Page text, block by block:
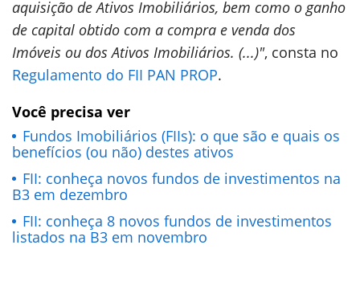
aquisição de Ativos Imobiliários, bem como o ganho
de capital obtido com a compra e venda dos
Imóveis ou dos Ativos Imobiliários. (...)", consta no
Regulamento do FII PAN PROP.
Você precisa ver
Fundos Imobiliários (FIIs): o que são e quais os
benefícios (ou não) destes ativos
FII: conheça novos fundos de investimentos na
B3 em dezembro
FII: conheça 8 novos fundos de investimentos
listados na B3 em novembro